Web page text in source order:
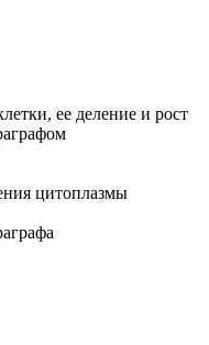
ее деление и рост
цитоплазмы